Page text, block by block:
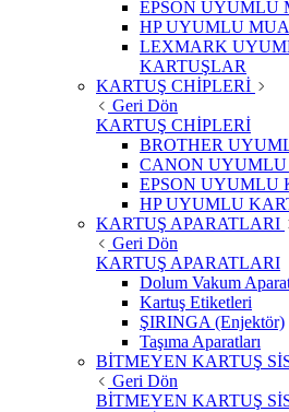
EPSON UYUMLU
HP UYUMLU
LEXMARK
KARTUŞLAR
KARTUŞ CHİPLERİ
Geri Dön
KARTUŞ CHİPLERİ
BROTHER
CANON
EPSON UYUMLU
HP UYUMLU
KARTUŞ APARATLARI
Geri Dön
KARTUŞ APARATLARI
Dolum Vakum
Kartuş Etiketleri
ŞIRINGA (Enjektör)
Taşıma Aparatları
BİTMEYEN KARTUŞ
Geri Dön
BİTMEYEN KARTUŞ